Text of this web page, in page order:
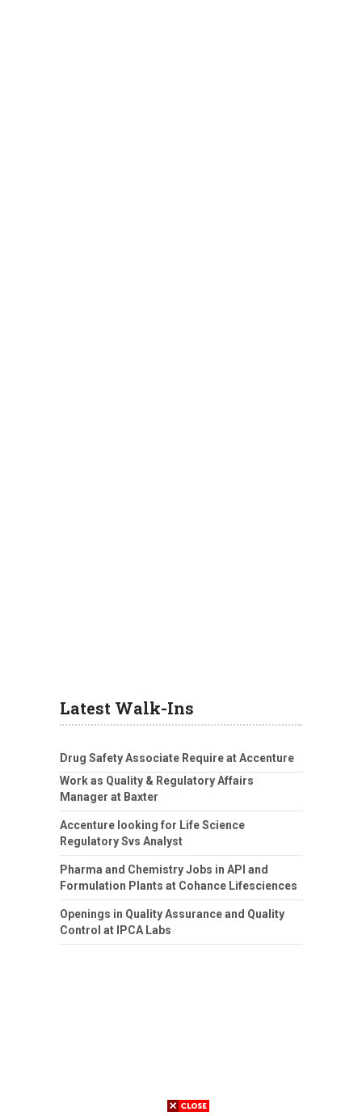
Latest Walk-Ins
Drug Safety Associate Require at Accenture
Work as Quality & Regulatory Affairs
Manager at Baxter
Accenture looking for Life Science
Regulatory Svs Analyst
Pharma and Chemistry Jobs in API and
Formulation Plants at Cohance Lifesciences
Openings in Quality Assurance and Quality
Control at IPCA Labs